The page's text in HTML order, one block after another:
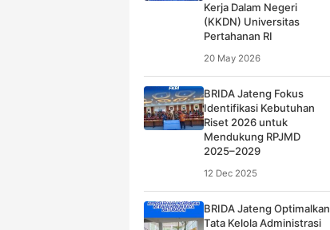
Kerja Dalam Negeri
(KKDN) Universitas
Pertahanan RI
20 May 2026
BRIDA Jateng Fokus
Identifikasi Kebutuhan
Riset 2026 untuk
Mendukung RPJMD
2025–2029
12 Dec 2025
BRIDA Jateng Optimalkan
Tata Kelola Administrasi